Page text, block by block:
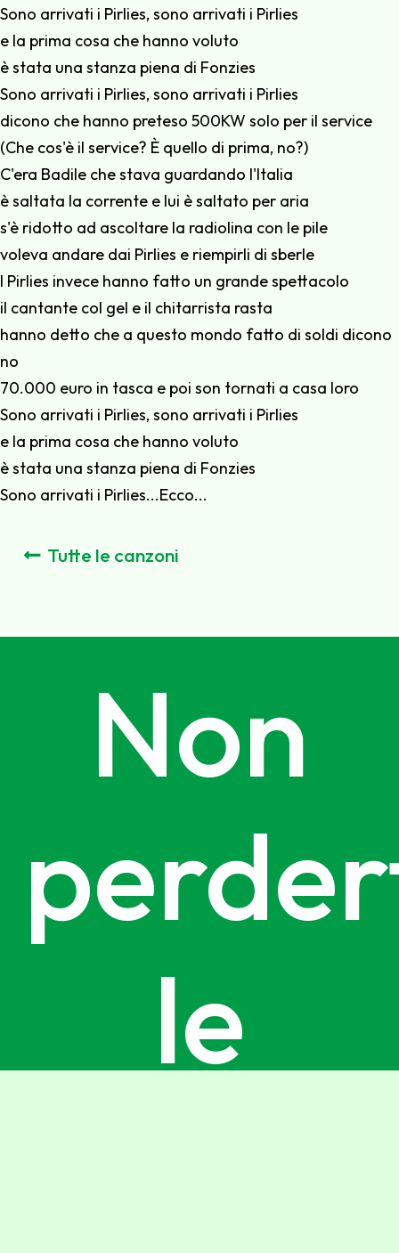
Sono arrivati i Pirlies, sono arrivati i Pirlies
e la prima cosa che hanno voluto
è stata una stanza piena di Fonzies
Sono arrivati i Pirlies, sono arrivati i Pirlies
dicono che hanno preteso 500KW solo per il service
(Che cos'è il service? È quello di prima, no?)
C'era Badile che stava guardando l'Italia
è saltata la corrente e lui è saltato per aria
s'è ridotto ad ascoltare la radiolina con le pile
voleva andare dai Pirlies e riempirli di sberle
I Pirlies invece hanno fatto un grande spettacolo
il cantante col gel e il chitarrista rasta
hanno detto che a questo mondo fatto di soldi dicono
no
70.000 euro in tasca e poi son tornati a casa loro
Sono arrivati i Pirlies, sono arrivati i Pirlies
e la prima cosa che hanno voluto
è stata una stanza piena di Fonzies
Sono arrivati i Pirlies...Ecco...
Tutte le canzoni
Non
le